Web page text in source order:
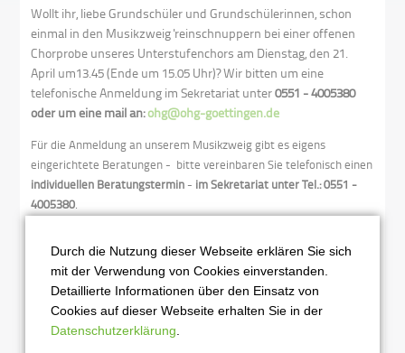
Wollt ihr, liebe Grundschüler und Grundschülerinnen, schon
einmal in den Musikzweig 'reinschnuppern bei einer offenen
Chorprobe unseres Unterstufenchors am Dienstag, den 21.
April um13.45 (Ende um 15.05 Uhr)? Wir bitten um eine
telefonische Anmeldung im Sekretariat unter0551 - 4005380
oder um eine mail an:ohg@ohg-goettingen.de
Für die Anmeldung an unserem Musikzweig gibt es eigens
eingerichtete Beratungen - bitte vereinbaren Sie telefonisch einen
individuellen Beratungstermin - im Sekretariat unter Tel.: 0551 -
4005380.
Montag, den 20. April,
Dienstag, den 21. April sowie
Mittwoch, den 29. Apriljeweils von 15.30 bis 18.00 Uhr
Durch die Nutzung dieser Webseite erklären Sie sich
mit der Verwendung von Cookies einverstanden.
Detaillierte Informationen über den Einsatz von
Cookies auf dieser Webseite erhalten Sie in der
Datenschutzerklärung